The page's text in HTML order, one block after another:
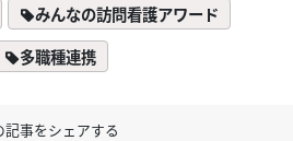
みんなの訪問看護アワード
多職種連携
記事をシェアする